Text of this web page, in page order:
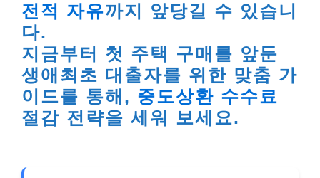
전적 자유까지 앞당길 수 있습니
다.
지금부터 첫 주택 구매를 앞둔
생애최초 대출자를 위한 맞춤 가
이드를 통해, 중도상환 수수료
절감 전략을 세워 보세요.